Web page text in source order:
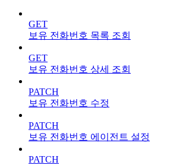
GET
보유 전화번호 목록 조회
GET
보유 전화번호 상세 조회
PATCH
보유 전화번호 수정
PATCH
보유 전화번호 에이전트 설정
PATCH